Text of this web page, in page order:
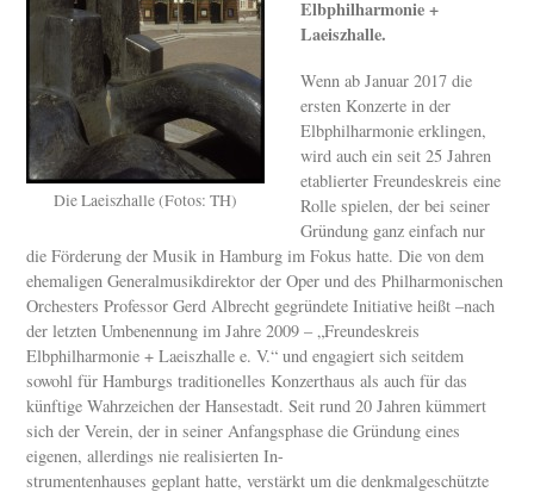
Die Laeiszhalle (Fotos: TH)
Elbphilharmonie +
Laeiszhalle.
Wenn ab Januar 2017 die
ersten Konzerte in der
Elbphilharmonie erklingen,
wird auch ein seit 25 Jahren
etablierter Freundeskreis eine
Rolle spielen, der bei seiner
Gründung ganz einfach nur
die Förderung der Musik in Hamburg im Fokus hatte. Die von dem
ehemaligen Generalmusikdirektor der Oper und des Philharmonischen
Orchesters Professor Gerd Albrecht gegründete Initiative heißt –nach
der letzten Umbenennung im Jahre 2009 – „Freundeskreis
Elbphilharmonie + Laeiszhalle e. V.“ und engagiert sich seitdem
sowohl für Hamburgs traditionelles Konzerthaus als auch für das
künftige Wahrzeichen der Hansestadt. Seit rund 20 Jahren kümmert
sich der Verein, der in seiner Anfangsphase die Gründung eines
eigenen, allerdings nie realisierten In-
strumentenhauses geplant hatte, verstärkt um die denkmalgeschützte